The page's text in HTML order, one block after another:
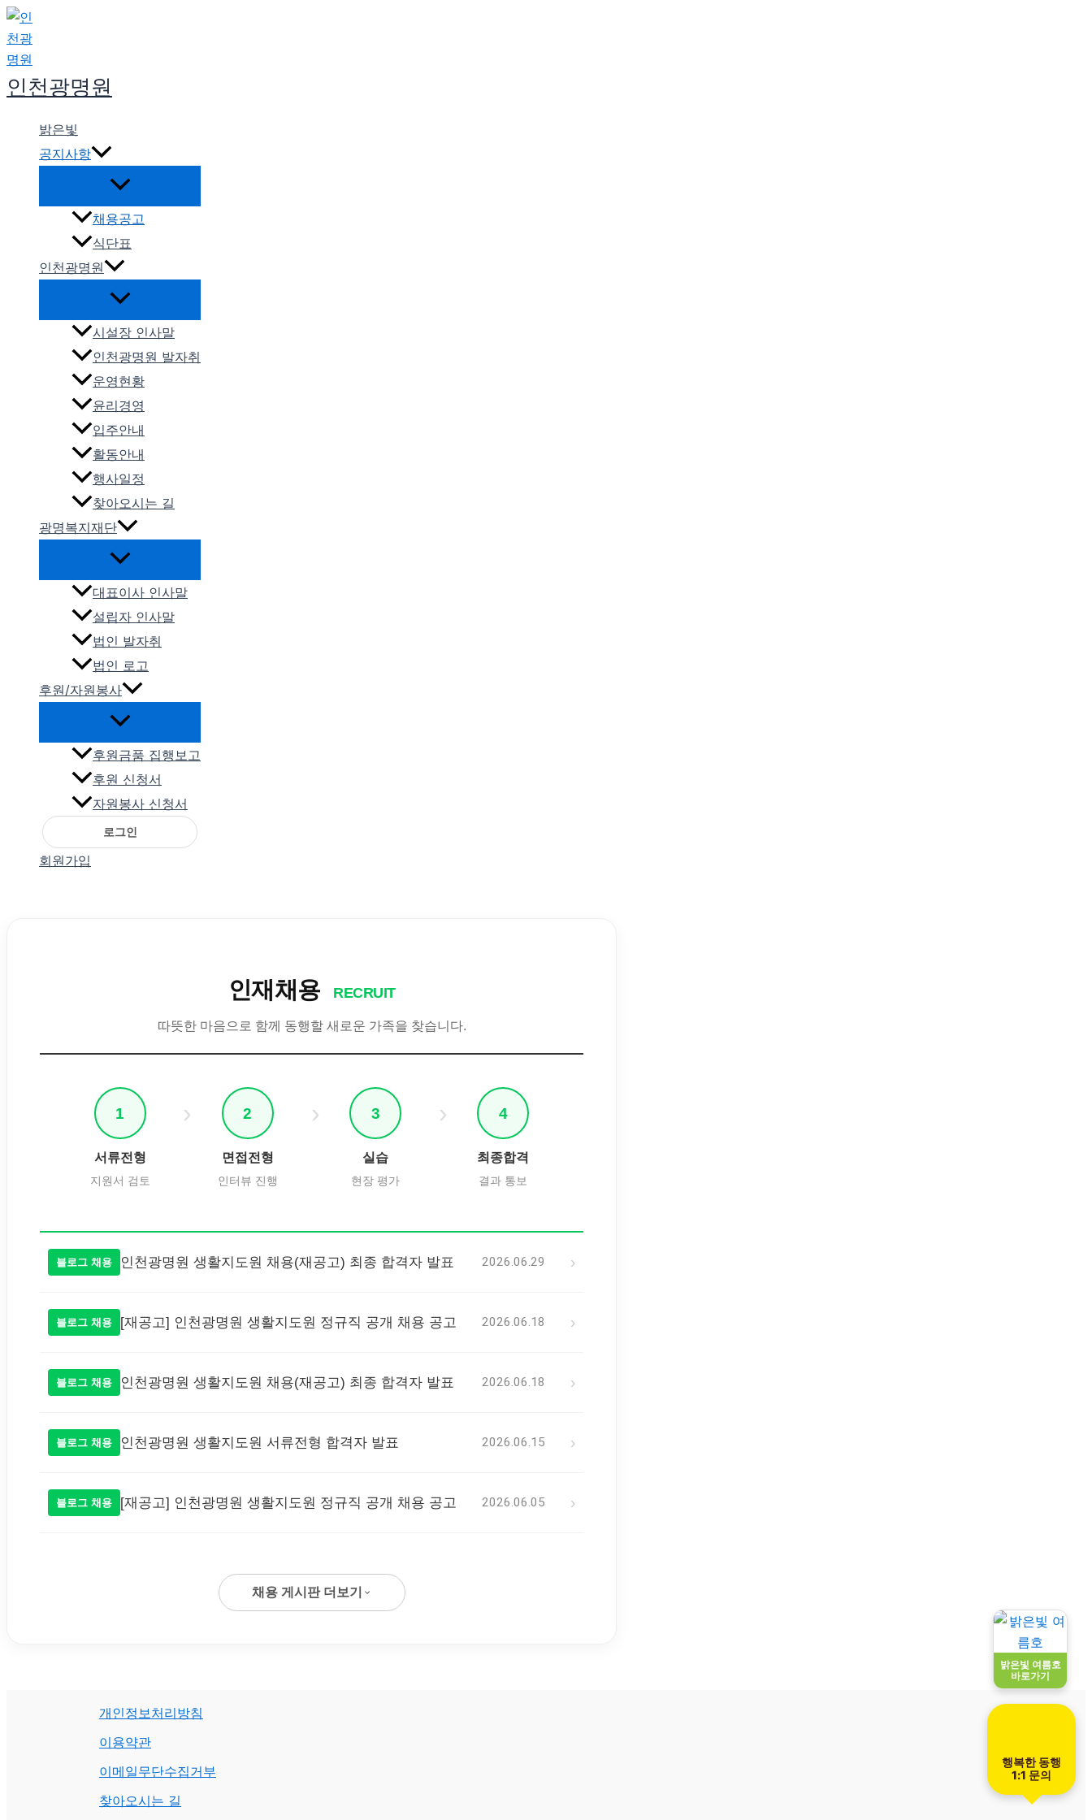
밝은빛 여름호
바로가기
콘
텐
츠
로
건
인천광명원
밝은빛
공지사항
채용공고
식단표
인천광명원
시설장 인사말
인천광명원 발자취
운영현황
윤리경영
입주안내
활동안내
행사일정
찾아오시는 길
광명복지재단
대표이사 인사말
설립자 인사말
법인 발자취
법인 로고
후원/자원봉사
후원금품 집행보고
후원 신청서
자원봉사 신청서
로그인
회원가입
인재채용 RECRUIT
따뜻한 마음으로 함께 동행할 새로운 가족을 찾습니다.
1
서류전형
지원서 검토
2
면접전형
인터뷰 진행
3
실습
현장 평가
4
최종합격
결과 통보
블로그 채용 인천광명원 생활지도원 채용(재공고) 최종 합격자 발표 2026.06.29 ›
블로그 채용 [재공고] 인천광명원 생활지도원 정규직 공개 채용 공고 2026.06.18 ›
블로그 채용 인천광명원 생활지도원 채용(재공고) 최종 합격자 발표 2026.06.18 ›
블로그 채용 인천광명원 생활지도원 서류전형 합격자 발표 2026.06.15 ›
블로그 채용 [재공고] 인천광명원 생활지도원 정규직 공개 채용 공고 2026.06.05 ›
채용 게시판 더보기
개인정보처리방침
이용약관
이메일무단수집거부
찾아오시는 길
행복한 동행
1:1 문의